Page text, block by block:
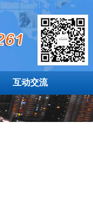
互动交流